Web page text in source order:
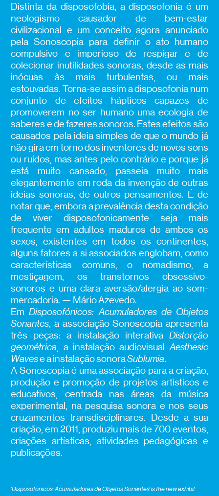
Distinta da disposofobia, a disposofonia é um
neologismo causador de bem-estar
civilizacional e um conceito agora anunciado
pela Sonoscopia para definir o ato humano
compulsivo e imperioso de respigar e de
colecionar inutilidades sonoras, desde as mais
inócuas às mais turbulentas, ou mais
estouvadas. Torna-se assim a disposofonia num
conjunto de efeitos hápticos capazes de
promoverem no ser humano uma ecologia de
saberes e de fazeres sonoros. Estes efeitos são
causados pela ideia simples de que o mundo já
não gira em torno dos inventores de novos sons
ou ruídos, mas antes pelo contrário e porque já
está muito cansado, passeia muito mais
elegantemente em roda da invenção de outras
ideias sonoras, de outros pensamentos. É de
notar que, embora a prevalência desta condição
de viver disposofonicamente seja mais
frequente em adultos maduros de ambos os
sexos, existentes em todos os continentes,
alguns fatores a si associados englobam, como
características comuns, o nomadismo, a
mestiçagem, os transtornos obsessivo-
sonoros e uma clara aversão/alergia ao som-
mercadoria. — Mário Azevedo.
EmDisposofónicos: Acumuladores de Objetos
Sonantes, a associação Sonoscopia apresenta
três peças: a instalação interativa Distorção
geométrica, a instalação audiovisualAesthesic
Wavese a instalação sonoraSublumia.
A Sonoscopia é uma associação para a criação,
produção e promoção de projetos artísticos e
educativos, centrada nas áreas da música
experimental, na pesquisa sonora e nos seus
cruzamentos transdisciplinares. Desde a sua
criação, em 2011, produziu mais de 700 eventos,
criações artísticas, atividades pedagógicas e
publicações.
‘Disposofónicos: Acumuladores de Objetos Sonantes’ is the new exhibit